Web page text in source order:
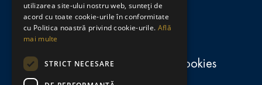
consumă-responsabil.ro
Politica de confidențialitate și cookies
utilizarea site-ului nostru web, sunteți de
acord cu toate cookie-urile în conformitate
cu Politica noastră privind cookie-urile. Află
mai multe
STRICT NECESARE